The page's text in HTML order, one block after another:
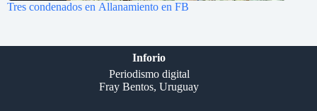
Tres condenados en Allanamiento en FB
Inforio
Periodismo digital
Fray Bentos, Uruguay